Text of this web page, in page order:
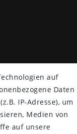
auf
Daten
IP-Adresse), um
Medien von
auf unsere